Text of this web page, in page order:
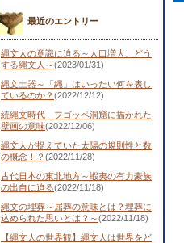
最近のエントリー
縄文人の意識に迫る～人口増大、どう
する縄文人～(2023/01/31)
縄文土器～「縄」はいったい何を表し
ているのか？ (2022/12/12)
続縄文時代 フゴッペ洞窟に描かれた
壁画の意味(2022/12/06)
縄文人が捉えていた太陽の規則性と数
の概念！？ (2022/11/28)
古代日本の東北地方～蝦夷の有力豪族
の出自に迫る(2022/11/18)
縄文の埋葬～屈葬の意味とは？埋葬に
込められた思いとは？～(2022/11/18)
【縄文人の世界観】縄文人は世界をど